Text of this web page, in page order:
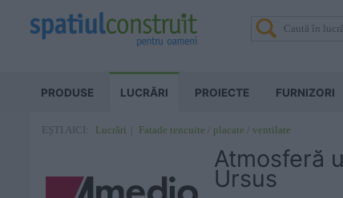
PRODUSE LUCRĂRI PROIECTE FURNIZORI
EȘTI AICI: Lucrări Fatade tencuite / placate / ventilate
Atmosferă
Ursus